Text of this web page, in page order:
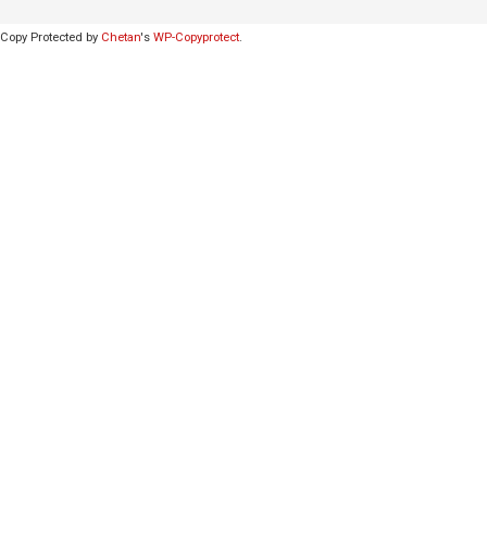
Copy Protected by Chetan's WP-Copyprotect.